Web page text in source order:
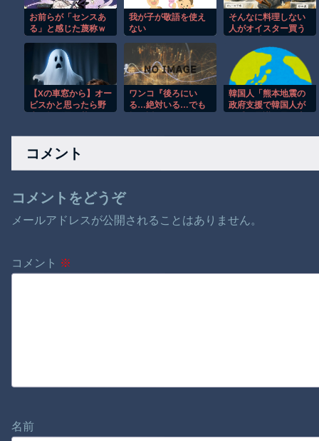
お前らが「センスあ
る」と感じた蔑称ｗ
我が子が敬語を使え
ない
そんなに料理しない
人がオイスター買う
封したまま消費期限
きて使えなくなるん
だよな
【Xの車窓から】オー
ビスかと思ったら野
ワンコ『後ろにい
る…絶対いる…でも
韓国人「熊本地震の
政府支援で韓国人が
コメント
コメントをどうぞ
メールアドレスが公開されることはありません。
コメント ※
名前